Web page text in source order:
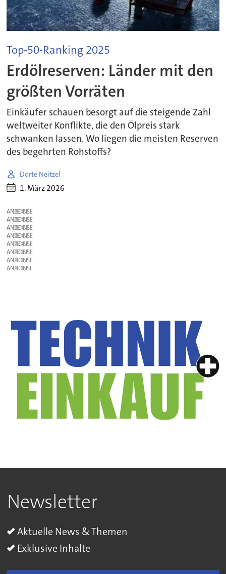
Top-50-Ranking 2025
Erdölreserven: Länder mit den
größten Vorräten
Einkäufer schauen besorgt auf die steigende Zahl
weltweiter Konflikte, die den Ölpreis stark
schwanken lassen. Wo liegen die meisten Reserven
des begehrten Rohstoffs?
Dörte Neitzel
1. März 2026
ANZEIGE
ANZEIGE
ANZEIGE
ANZEIGE
ANZEIGE
ANZEIGE
ANZEIGE
ANZEIGE
Newsletter
Aktuelle News & Themen
Exklusive Inhalte